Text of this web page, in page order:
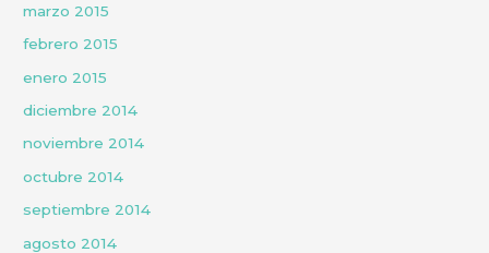
marzo 2015
febrero 2015
enero 2015
diciembre 2014
noviembre 2014
octubre 2014
septiembre 2014
agosto 2014